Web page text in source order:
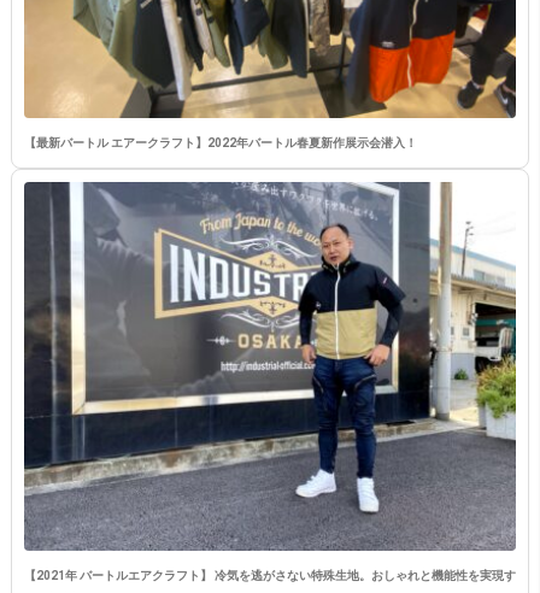
【最新バートル エアークラフト】2022年バートル春夏新作展示会潜入！
【2021年 バートルエアクラフト】 冷気を逃がさない特殊生地。おしゃれと機能性を実現す